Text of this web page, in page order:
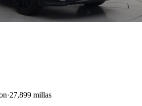
27,899 millas